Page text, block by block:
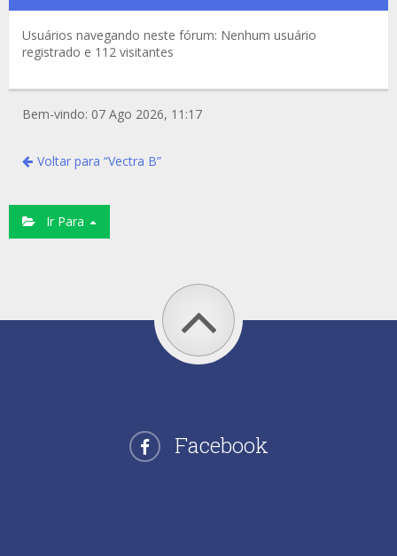
Usuários navegando neste fórum: Nenhum usuário
registrado e 112 visitantes
Bem-vindo: 07 Ago 2026, 11:17
Voltar para “Vectra B”
Ir Para
Facebook